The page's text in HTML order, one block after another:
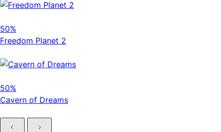
50%
Freedom Planet 2
50%
Cavern of Dreams